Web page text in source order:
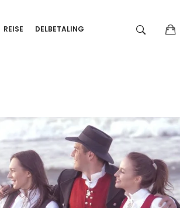
REISE DELBETALING